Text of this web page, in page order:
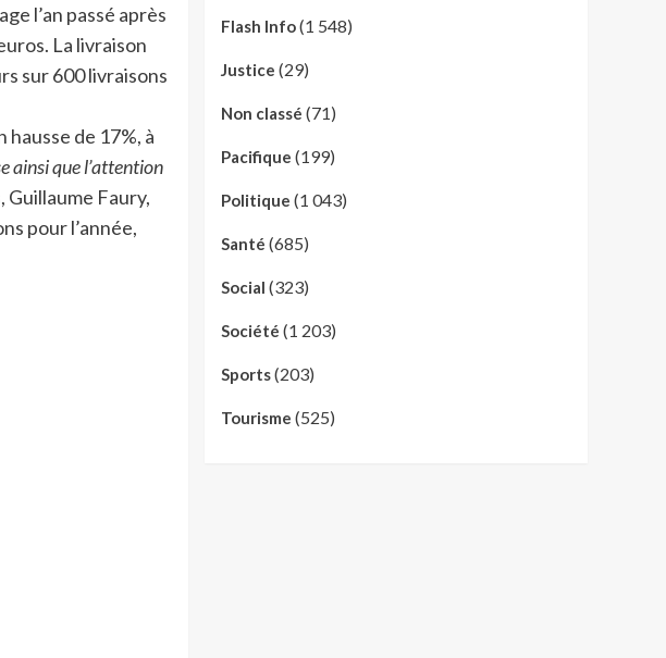
l’an passé après
La livraison
sur 600 livraisons
de 17%, à
ainsi que l’attention
Guillaume Faury,
pour l’année,
Flash Info(1 548)
Justice (29)
Non classé (71)
Pacifique (199)
Politique (1 043)
Santé (685)
Social (323)
Société (1 203)
Sports(203)
Tourisme (525)